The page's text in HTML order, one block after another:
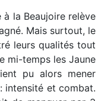
la Beaujoire relève
Mais surtout, le
leurs qualités tout
mi-temps les Jaune
pu alors mener
intensité et combat.